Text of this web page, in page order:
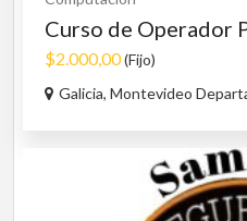
Curso de Operador
$2.000,00(Fijo)
Galicia, Montevideo